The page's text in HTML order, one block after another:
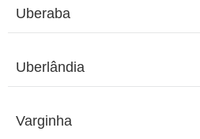
Uberaba
Uberlândia
Varginha